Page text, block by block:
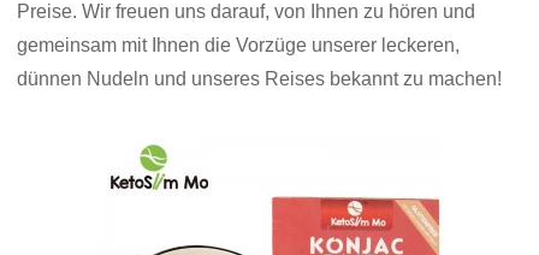
Preise. Wir freuen uns darauf, von Ihnen zu hören und
gemeinsam mit Ihnen die Vorzüge unserer leckeren,
dünnen Nudeln und unseres Reises bekannt zu machen!